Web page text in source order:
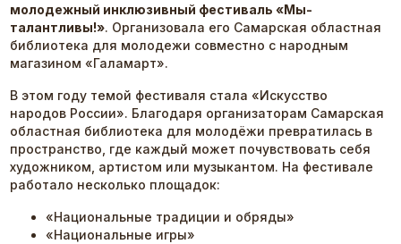
молодежный инклюзивный фестиваль «Мы-
талантливы!». Организовала его Самарская областная
библиотека для молодежи совместно с народным
магазином «Галамарт».
В этом году темой фестиваля стала «Искусство
народов России». Благодаря организаторам Самарская
областная библиотека для молодёжи превратилась в
пространство, где каждый может почувствовать себя
художником, артистом или музыкантом. На фестивале
работало несколько площадок:
«Национальные традиции и обряды»
«Национальные игры»